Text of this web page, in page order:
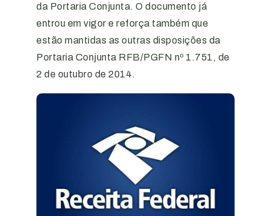
da Portaria Conjunta. O documento já
entrou em vigor e reforça também que
estão mantidas as outras disposições da
Portaria Conjunta RFB/PGFN nº 1.751, de
2 de outubro de 2014.